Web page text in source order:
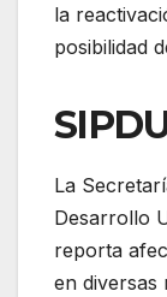
la
posibilidad
La
Desarrollo
reporta
en diversas